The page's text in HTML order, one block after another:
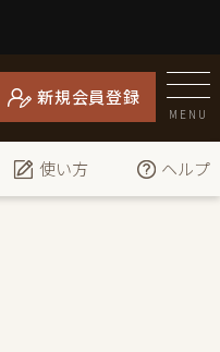
新規会員登録
MENU
使い方 ヘルプ